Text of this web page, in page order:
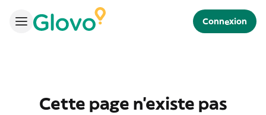
Connexion
Cette page n'existe pas